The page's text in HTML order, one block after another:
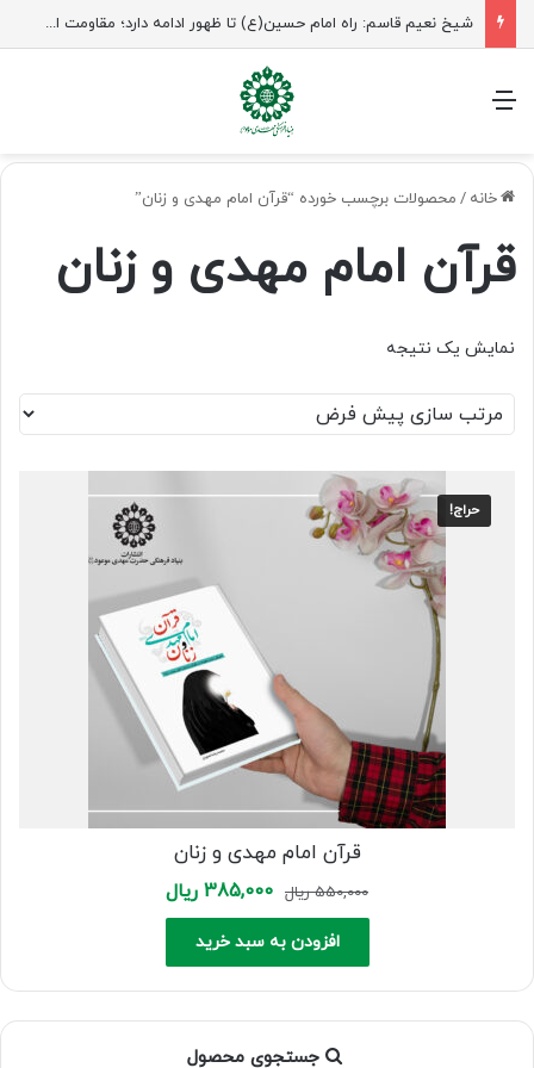
شیخ نعیم قاسم: راه امام حسین(ع) تا ظهور ادامه دارد؛ مقاومت از کربلا الهام می‌گیرد
منو
خانه / محصولات برچسب خورده “قرآن امام مهدی و زنان”
قرآن امام مهدی و زنان
نمایش یک نتیجه
حراج!
قرآن امام مهدی و زنان
550,000 ریال Original
price
was:
550,000 ریال.
385,000 ریالCurrent
price
385,000 ریال.
افزودن به سبد خرید
جستجوی محصول